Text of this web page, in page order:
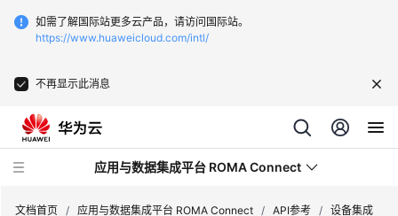
如需了解国际站更多云产品，请访问国际站。
https://www.huaweicloud.com/intl/
不再显示此消息
应用与数据集成平台 ROMA Connect
文档首页 / 应用与数据集成平台 ROMA Connect / API参考 / 设备集成